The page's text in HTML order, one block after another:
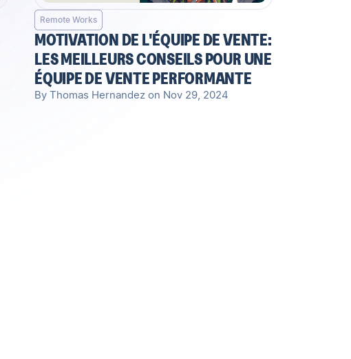
Remote Works
MOTIVATION DE L'ÉQUIPE DE VENTE:
LES MEILLEURS CONSEILS POUR UNE
ÉQUIPE DE VENTE PERFORMANTE
By Thomas Hernandez on Nov 29, 2024